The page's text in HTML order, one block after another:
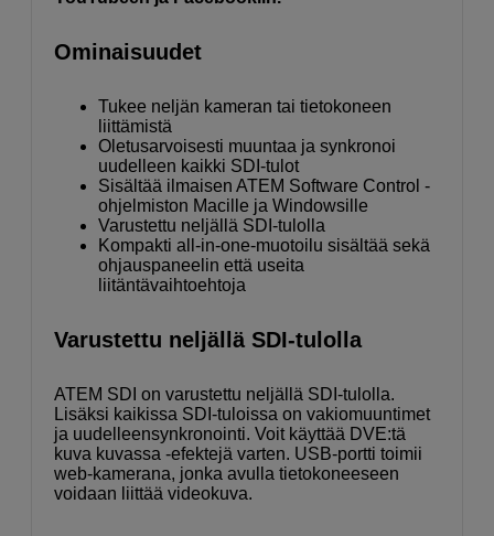
Ominaisuudet
Tukee neljän kameran tai tietokoneen
liittämistä
Oletusarvoisesti muuntaa ja synkronoi
uudelleen kaikki SDI-tulot
Sisältää ilmaisen ATEM Software Control -
ohjelmiston Macille ja Windowsille
Varustettu neljällä SDI-tulolla
Kompakti all-in-one-muotoilu sisältää sekä
ohjauspaneelin että useita
liitäntävaihtoehtoja
Varustettu neljällä SDI-tulolla
ATEM SDI on varustettu neljällä SDI-tulolla.
Lisäksi kaikissa SDI-tuloissa on vakiomuuntimet
ja uudelleensynkronointi. Voit käyttää DVE:tä
kuva kuvassa -efektejä varten. USB-portti toimii
web-kamerana, jonka avulla tietokoneeseen
voidaan liittää videokuva.